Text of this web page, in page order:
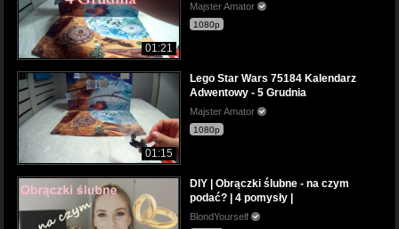
01:21
Majster Amator
1080p
01:15
Lego Star Wars 75184 Kalendarz
Adwentowy - 5 Grudnia
Majster Amator
1080p
DIY | Obrączki ślubne - na czym
podać? | 4 pomysły |
BlondYourself